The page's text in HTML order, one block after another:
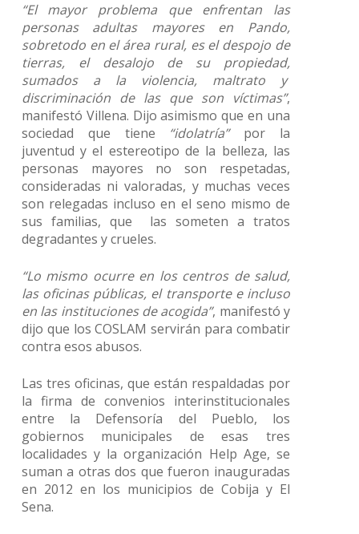
“El mayor problema que enfrentan las
personas adultas mayores en Pando,
sobretodo en el área rural, es el despojo de
tierras, el desalojo de su propiedad,
sumados a la violencia, maltrato y
discriminación de las que son víctimas”,
manifestó Villena. Dijo asimismo que en una
sociedad que tiene “idolatría”por la
juventud y el estereotipo de la belleza, las
personas mayores no son respetadas,
consideradas ni valoradas, y muchas veces
son relegadas incluso en el seno mismo de
sus familias, que las someten a tratos
degradantes y crueles.
“Lo mismo ocurre en los centros de salud,
las oficinas públicas, el transporte e incluso
en las instituciones de acogida”, manifestó y
dijo que los COSLAM servirán para combatir
contra esos abusos.
Las tres oficinas, que están respaldadas por
la firma de convenios interinstitucionales
entre la Defensoría del Pueblo, los
gobiernos municipales de esas tres
localidades y la organización Help Age, se
suman a otras dos que fueron inauguradas
en 2012 en los municipios de Cobija y El
Sena.